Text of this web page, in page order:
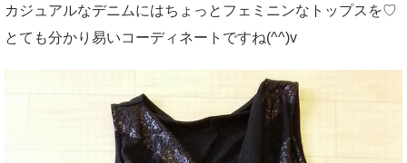
カジュアルなデニムにはちょっとフェミニンなトップスを♡
とても分かり易いコーディネートですね(^^)v